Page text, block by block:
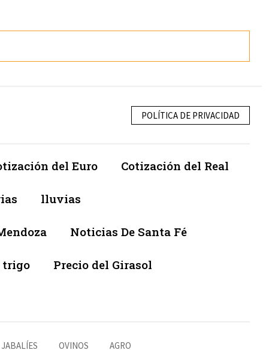
POLÍTICA DE PRIVACIDAD
del Euro Cotización del Real
lluvias
Noticias De Santa Fé
trigo Precio del Girasol
JABALÍES OVINOS AGRO